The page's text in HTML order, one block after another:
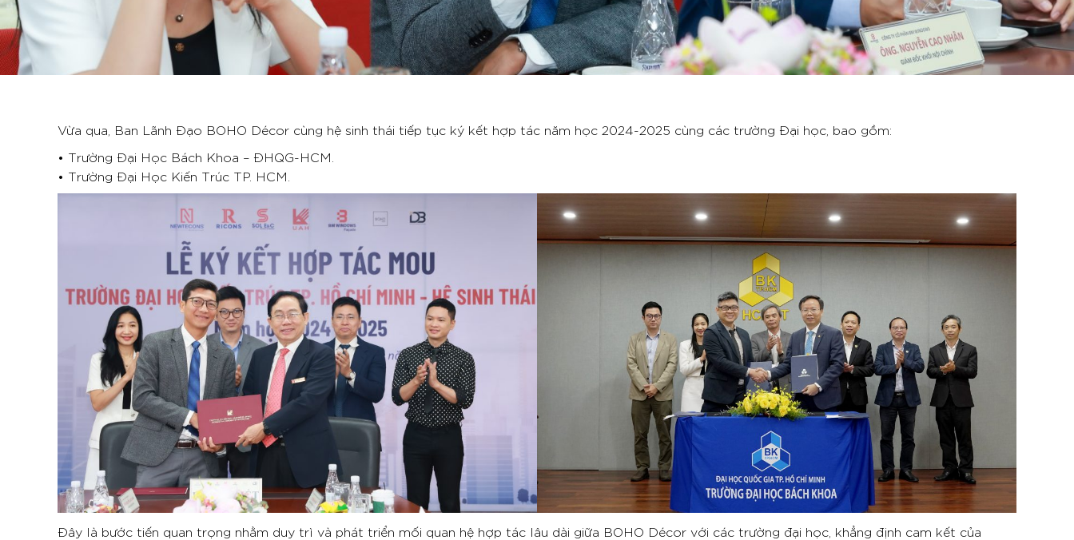
Vừa qua, Ban Lãnh Đạo BOHO Décor cùng hệ sinh thái tiếp tục ký kết hợp tác năm học 2024-2025 cùng các trường Đại học, bao gồm:
• Trường Đại Học Bách Khoa – ĐHQG-HCM.
• Trường Đại Học Kiến Trúc TP. HCM.
Đây là bước tiến quan trọng nhằm duy trì và phát triển mối quan hệ hợp tác lâu dài giữa BOHO Décor với các trường đại học, khẳng định cam kết của